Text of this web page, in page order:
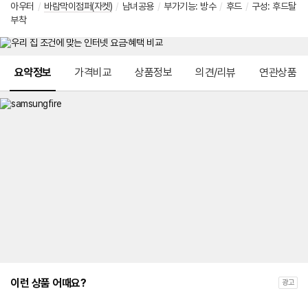
아우터 / 바람막이점퍼(자켓) / 남녀공용 / 부가기능: 방수 / 후드 / 구성: 후드탈
부착
요약정보 가격비교 상품정보 의견/리뷰 연관상품
이런 상품 어때요? 광고